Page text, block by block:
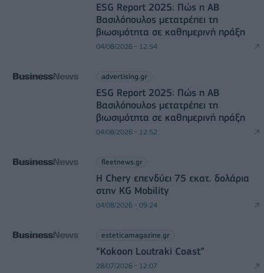
ESG Report 2025: Πώς η ΑΒ
Βασιλόπουλος μετατρέπει τη
βιωσιμότητα σε καθημερινή πράξη
04/08/2026 - 12:54
advertising.gr
ESG Report 2025: Πώς η ΑΒ
Βασιλόπουλος μετατρέπει τη
βιωσιμότητα σε καθημερινή πράξη
04/08/2026 - 12:52
fleetnews.gr
Η Chery επενδύει 75 εκατ. δολάρια
στην KG Mobility
04/08/2026 - 09:24
esteticamagazine.gr
“Kokoon Loutraki Coast”
28/07/2026 - 12:07